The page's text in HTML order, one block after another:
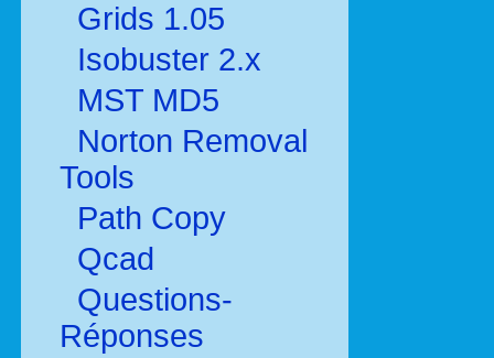
Grids 1.05
Isobuster 2.x
MST MD5
Norton Removal
Tools
Path Copy
Qcad
Questions-
Réponses